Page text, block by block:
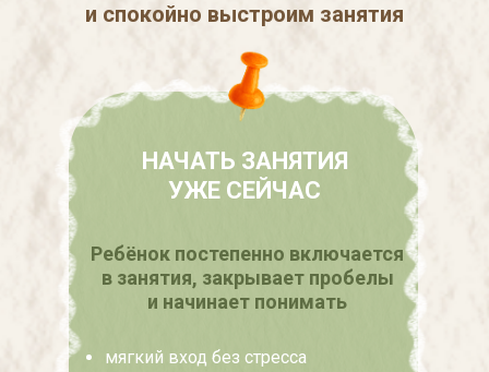
НАЧАТЬ ЗАНЯТИЯ
УЖЕ СЕЙЧАС
мягкий вход без стресса
Ребёнок постепенно включается
в занятия, закрывает пробелы
и начинает понимать
и спокойно выстроим занятия